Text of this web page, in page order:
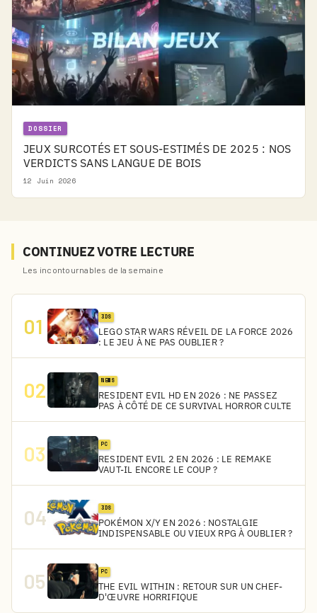
DOSSIER
JEUX SURCOTÉS ET SOUS-ESTIMÉS DE 2025 : NOS
VERDICTS SANS LANGUE DE BOIS
12 Juin 2026
CONTINUEZ VOTRE LECTURE
Les incontournables de la semaine
01 3DS
LEGO STAR WARS RÉVEIL DE LA FORCE 2026
: LE JEU À NE PAS OUBLIER ?
02 NEWS
RESIDENT EVIL HD EN 2026 : NE PASSEZ
PAS À CÔTÉ DE CE SURVIVAL HORROR CULTE
03 PC
RESIDENT EVIL 2 EN 2026 : LE REMAKE
VAUT-IL ENCORE LE COUP ?
04 3DS
POKÉMON X/Y EN 2026 : NOSTALGIE
INDISPENSABLE OU VIEUX RPG À OUBLIER ?
05 PC
THE EVIL WITHIN : RETOUR SUR UN CHEF-
D'ŒUVRE HORRIFIQUE